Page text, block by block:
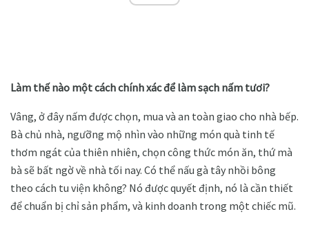
Làm thế nào một cách chính xác để làm sạch nấm tươi?
Vâng, ở đây nấm được chọn, mua và an toàn giao cho nhà bếp.
Bà chủ nhà, ngưỡng mộ nhìn vào những món quà tinh tế
thơm ngát của thiên nhiên, chọn công thức món ăn, thứ mà
bà sẽ bất ngờ về nhà tối nay. Có thể nấu gà tây nhồi bông
theo cách tu viện không? Nó được quyết định, nó là cần thiết
để chuẩn bị chỉ sản phẩm, và kinh doanh trong một chiếc mũ.